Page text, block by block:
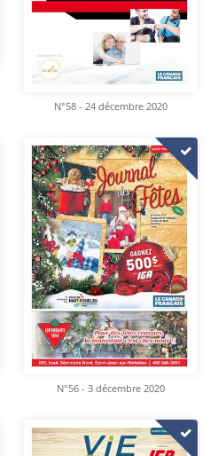
N°58 - 24 décembre 2020
N°56 - 3 décembre 2020